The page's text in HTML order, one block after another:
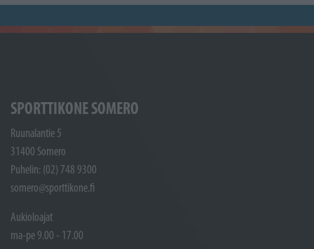
SPORTTIKONE SOMERO
Ruunalantie 5
31400 Somero
Puhelin: (02) 748 9300
somero@sporttikone.fi
Aukioloajat
ma-pe 9.00 - 17.00